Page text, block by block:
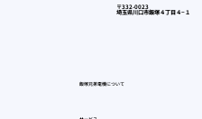
〒332-0023
埼玉県川口市飯塚４丁目４−１
飯塚兄弟電機について